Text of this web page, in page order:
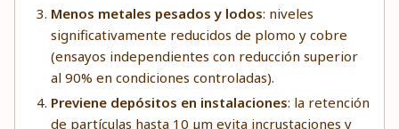
Menos metales pesados y lodos: niveles
significativamente reducidos de plomo y cobre
(ensayos independientes con reducción superior
al 90% en condiciones controladas).
Previene depósitos en instalaciones: la retención
de partículas hasta 10 µm evita incrustaciones y